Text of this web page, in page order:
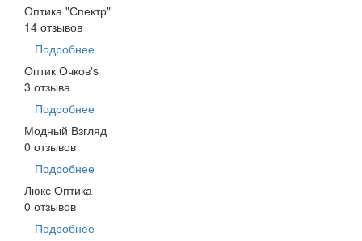
Оптика "Спектр"
14 отзывов
Подробнее
Оптик Очков's
3 отзыва
Подробнее
Модный Взгляд
0 отзывов
Подробнее
Люкс Оптика
0 отзывов
Подробнее